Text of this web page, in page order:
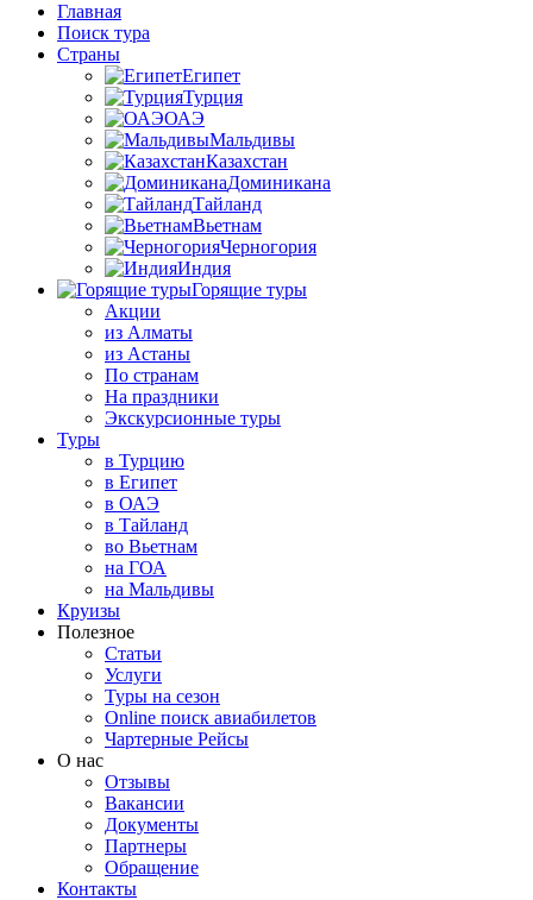
Главная
Поиск тура
Страны
Египет
Турция
ОАЭ
Мальдивы
Казахстан
Доминикана
Тайланд
Вьетнам
Черногория
Индия
Горящие туры
Акции
из Алматы
из Астаны
По странам
На праздники
Экскурсионные туры
Туры
в Турцию
в Египет
в ОАЭ
в Тайланд
во Вьетнам
на ГОА
на Мальдивы
Круизы
Полезное
Статьи
Услуги
Туры на сезон
Online поиск авиабилетов
Чартерные Рейсы
О нас
Отзывы
Вакансии
Документы
Партнеры
Обращение
Контакты